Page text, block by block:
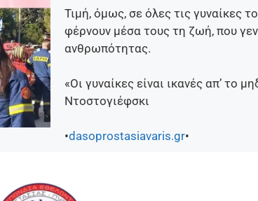
Τιμή, όμως, σε όλες τις γυναίκες
φέρνουν μέσα τους τη ζωή, που
ανθρωπότητας.
«Οι γυναίκες είναι ικανές απ’ το
Ντοστογιέφσκι
•dasoprostasiavaris.gr•